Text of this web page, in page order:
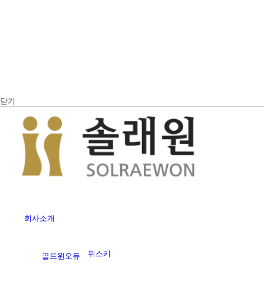
닫기
회사소개
위스키
골드윈오듀